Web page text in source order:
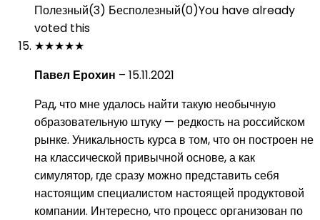
Полезный(3) Бесполезный(0)You have already
voted this
★★★★★
Павел Ерохин – 15.11.2021
Рад, что мне удалось найти такую необычную
образовательную штуку — редкость на российском
рынке. Уникальность курса в том, что он построен не
на классической привычной основе, а как
симулятор, где сразу можно представить себя
настоящим специалистом настоящей продуктовой
компании. Интересно, что процесс организован по